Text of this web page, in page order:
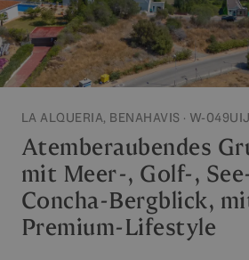
LA ALQUERIA, BENAHAVIS · W-049UIJ
Atemberaubendes
mit Meer-, Golf-,
Concha-Bergblick,
Premium-Lifestyle